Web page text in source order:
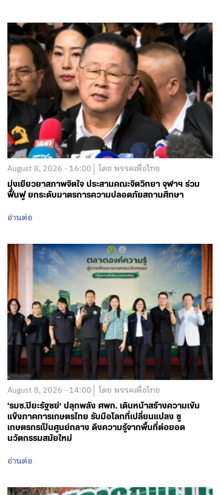
August 8, 2026 - 16:00 โดย พรรคเพื่อไทย
มุ่งเยียวยาสภาพจิตใจ ประสานคณะจิตวิทยา จุฬาฯ ร่วม
ฟื้นฟู ยกระดับมาตรการความปลอดภัยสถานศึกษา
อ่านต่อ
August 8, 2026 - 14:00 โดย พรรคเพื่อไทย
‘รมช.ปิยะรัฐชย์’ ปลุกพลัง ศพก. เดินหน้าสร้างความเข้ม
แข็งภาคการเกษตรไทย รับมือโลกที่เปลี่ยนแปลง ชู
เกษตรกรเป็นศูนย์กลาง ดึงความรู้จากพื้นที่ต่อยอด
นวัตกรรมสมัยใหม่
อ่านต่อ